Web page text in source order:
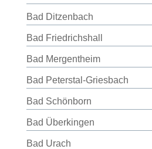
Bad Ditzenbach
Bad Friedrichshall
Bad Mergentheim
Bad Peterstal-Griesbach
Bad Schönborn
Bad Überkingen
Bad Urach